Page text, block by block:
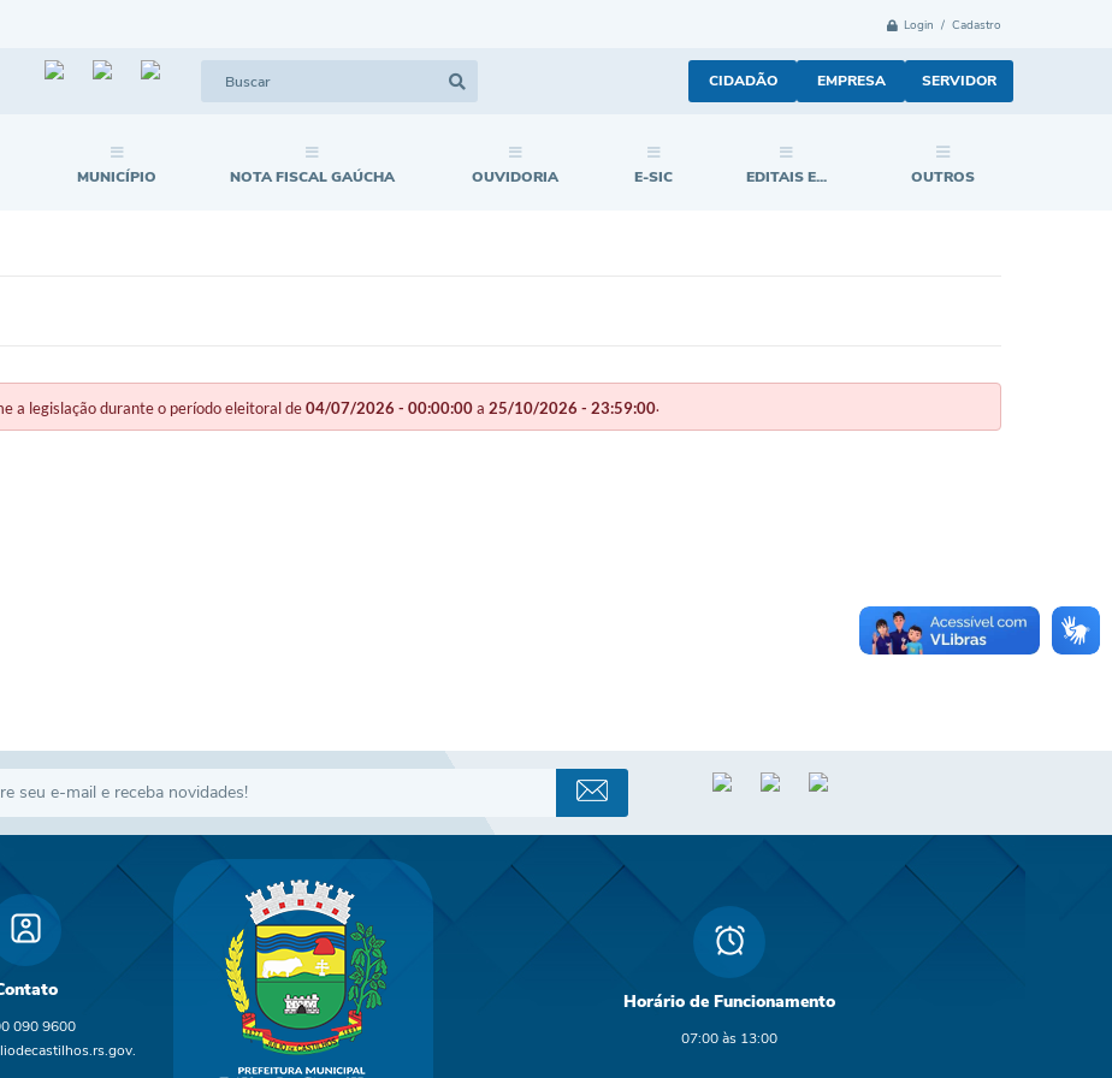
Login / Cadastro
CIDADÃO EMPRESA SERVIDOR
MUNICÍPIO NOTA FISCAL GAÚCHA OUVIDORIA E-SIC EDITAIS E... OUTROS
a legislação durante o período eleitoral de04/07/2026 - 00:00:00a 25/10/2026 - 23:59:00.
090 9600
Horário de Funcionamento
07:00 às 13:00